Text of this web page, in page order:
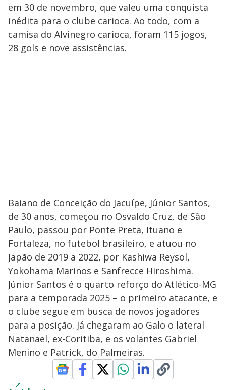
em 30 de novembro, que valeu uma conquista
inédita para o clube carioca. Ao todo, com a
camisa do Alvinegro carioca, foram 115 jogos,
28 gols e nove assistências.
Baiano de Conceição do Jacuípe, Júnior Santos,
de 30 anos, começou no Osvaldo Cruz, de São
Paulo, passou por Ponte Preta, Ituano e
Fortaleza, no futebol brasileiro, e atuou no
Japão de 2019 a 2022, por Kashiwa Reysol,
Yokohama Marinos e Sanfrecce Hiroshima.
Júnior Santos é o quarto reforço do Atlético-MG
para a temporada 2025 – o primeiro atacante, e
o clube segue em busca de novos jogadores
para a posição. Já chegaram ao Galo o lateral
Natanael, ex-Coritiba, e os volantes Gabriel
Menino e Patrick, do Palmeiras.